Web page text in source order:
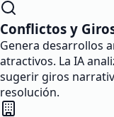
Conflictos y
Genera desarrollos
atractivos. La IA
sugerir giros
resolución.